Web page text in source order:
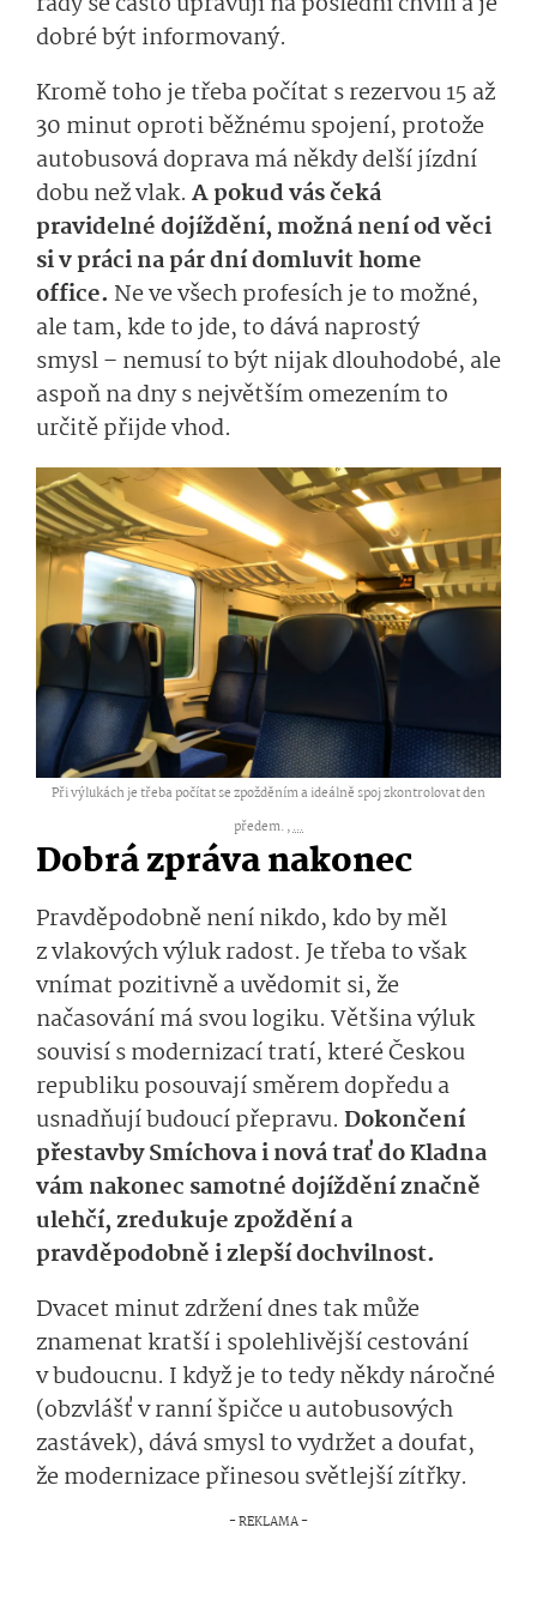
dobré být informovaný.
Kromě toho je třeba počítat s rezervou 15 až
30 minut oproti běžnému spojení, protože
autobusová doprava má někdy delší jízdní
dobu než vlak. A pokud vás čeká
pravidelné dojíždění, možná není od věci
si v práci na pár dní domluvit home
office. Ne ve všech profesích je to možné,
ale tam, kde to jde, to dává naprostý
smysl – nemusí to být nijak dlouhodobé, ale
aspoň na dny s největším omezením to
určitě přijde vhod.
Při výlukách je třeba počítat se zpožděním a ideálně spoj zkontrolovat den
předem. ,...
Dobrá zpráva nakonec
Pravděpodobně není nikdo, kdo by měl
z vlakových výluk radost. Je třeba to však
vnímat pozitivně a uvědomit si, že
načasování má svou logiku. Většina výluk
souvisí s modernizací tratí, které Českou
republiku posouvají směrem dopředu a
usnadňují budoucí přepravu. Dokončení
přestavby Smíchova i nová trať do Kladna
vám nakonec samotné dojíždění značně
ulehčí, zredukuje zpoždění a
pravděpodobně i zlepší dochvilnost.
Dvacet minut zdržení dnes tak může
znamenat kratší i spolehlivější cestování
v budoucnu. I když je to tedy někdy náročné
(obzvlášť v ranní špičce u autobusových
zastávek), dává smysl to vydržet a doufat,
že modernizace přinesou světlejší zítřky.